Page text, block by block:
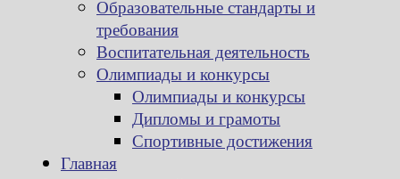
Образовательные стандарты и
требования
Воспитательная деятельность
Олимпиады и конкурсы
Олимпиады и конкурсы
Дипломы и грамоты
Спортивные достижения
Главная